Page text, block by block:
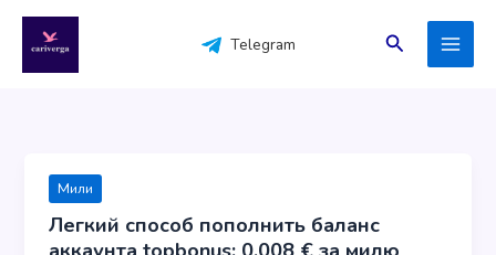
содержимому
Telegram Поиск
Мили
Легкий способ пополнить баланс